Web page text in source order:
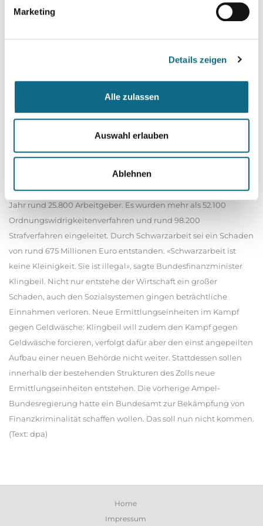
Marketing
Details zeigen
Alle zulassen
Auswahl erlauben
Ablehnen
Bekämpfung des internationalen Rauschgifthandels ist ein
weiterer Schwerpunkt der Arbeit des Zolls. Voriges Jahr seien
bundesweit rund 12.600 Ermittlungenverfahren in diesem
allem Kokain - über den Seeweg nach Deutschland. Insgesamt
stellte der Zoll bundesweit rund 69 Tonnen Betäubungsmittel
sicher, darunter mehr als 54 Tonnen Marihuana und rund 6,5
Tonnen Kokain. Außerdem fanden die Zöllner rund 256
Schwarzarbeit! Für die Bekämpfung illegaler Beschäftigung ist
die Finanzkontrolle Schwarzarbeit (FKS) des Zolls zuständig.
Deren Mitarbeiterinnen und Mitarbeiter überprüften voriges
Jahr rund 25.800 Arbeitgeber. Es wurden mehr als 52.100
Ordnungswidrigkeitenverfahren und rund 98.200
Strafverfahren eingeleitet. Durch Schwarzarbeit sei ein Schaden
von rund 675 Millionen Euro entstanden. «Schwarzarbeit ist
keine Kleinigkeit. Sie ist illegal», sagte Bundesfinanzminister
Klingbeil. Nicht nur entstehe der Wirtschaft ein großer
Schaden, auch den Sozialsystemen gingen beträchtliche
Einnahmen verloren. Neue Ermittlungseinheiten im Kampf
gegen Geldwäsche: Klingbeil will zudem den Kampf gegen
Geldwäsche forcieren, verfolgt dafür aber den einst angepeilten
Aufbau einer neuen Behörde nicht weiter. Stattdessen sollen
innerhalb der bestehenden Strukturen des Zolls neue
Ermittlungseinheiten entstehen. Die vorherige Ampel-
Bundesregierung hatte ein Bundesamt zur Bekämpfung von
Finanzkriminalität schaffen wollen. Das soll nun nicht kommen.
(Text: dpa)
Home
Impressum